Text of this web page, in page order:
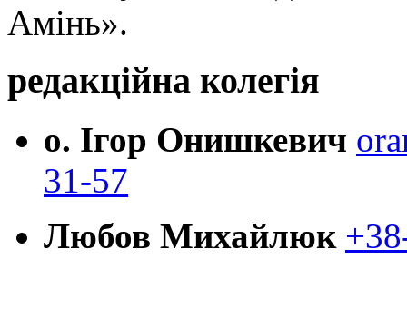
Амінь».
редакційна колегія
о. Ігор Онишкевич
31-57
Любов Михайлюк